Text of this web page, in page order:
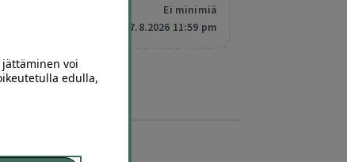
Ei minimiä
7.8.2026 11:59 pm
jättäminen voi
edulla,